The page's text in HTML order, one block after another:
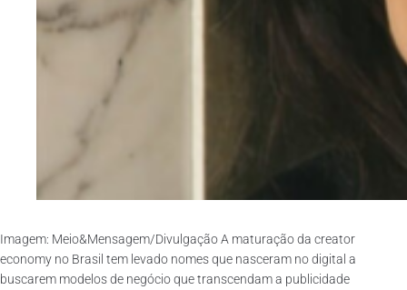
Imagem: Meio&Mensagem/Divulgação A maturação da creator
economy no Brasil tem levado nomes que nasceram no digital a
buscarem modelos de negócio que transcendam a publicidade